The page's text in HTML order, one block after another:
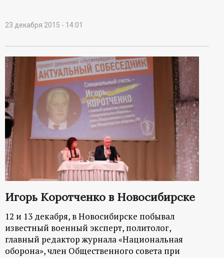
23 декабря 2015 - 14:01
Игорь Коротченко в Новосибирске
12 и 13 декабря, в Новосибирске побывал
известный военный эксперт, политолог,
главный редактор журнала «Национальная
оборона», член Общественного совета при